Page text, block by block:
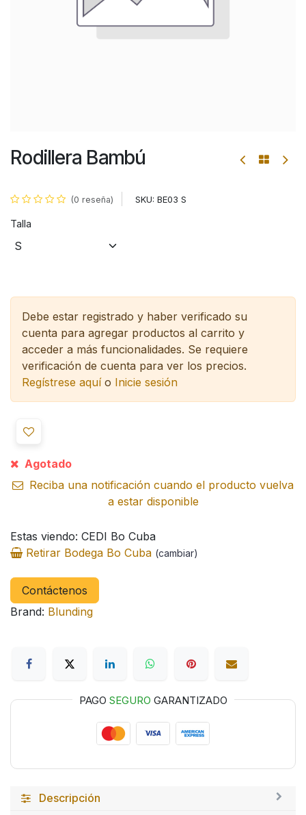
Rodillera Bambú
(0 reseña) SKU: BE03 S
Talla
Debe estar registrado y haber verificado su
cuenta para agregar productos al carrito y
acceder a más funcionalidades. Se requiere
verificación de cuenta para ver los precios.
Regístrese aquío Inicie sesión
Agotado
Reciba una notificación cuando el producto vuelva
a estar disponible
Estas viendo: CEDI Bo Cuba
Retirar Bodega Bo Cuba (cambiar)
Contáctenos
Brand: Blunding
PAGO SEGURO GARANTIZADO
Descripción